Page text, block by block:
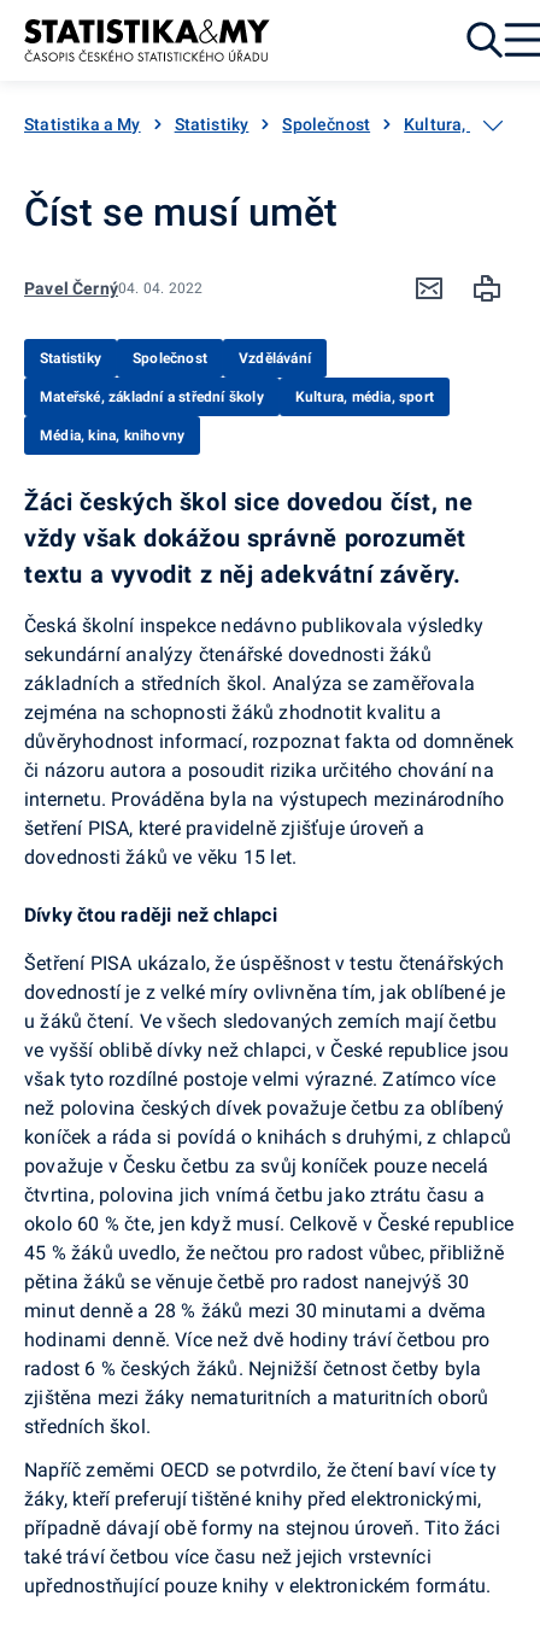
Přejít k obsahu
Statistika a My Statistiky Společnost Kultura, média,
Číst se musí umět
Pavel Černý04. 04. 2022
Statistiky Společnost Vzdělávání
Mateřské, základní a střední školy Kultura, média, sport
Média, kina, knihovny
Žáci českých škol sice dovedou číst, ne
vždy však dokážou správně porozumět
textu a vyvodit z něj adekvátní závěry.
Česká školní inspekce nedávno publikovala výsledky
sekundární analýzy čtenářské dovednosti žáků
základních a středních škol. Analýza se zaměřovala
zejména na schopnosti žáků zhodnotit kvalitu a
důvěryhodnost informací, rozpoznat fakta od domněnek
či názoru autora a posoudit rizika určitého chování na
internetu. Prováděna byla na výstupech mezinárodního
šetření PISA, které pravidelně zjišťuje úroveň a
dovednosti žáků ve věku 15 let.
Dívky čtou raději než chlapci
Šetření PISA ukázalo, že úspěšnost v testu čtenářských
dovedností je z velké míry ovlivněna tím, jak oblíbené je
u žáků čtení. Ve všech sledovaných zemích mají četbu
ve vyšší oblibě dívky než chlapci, v České republice jsou
však tyto rozdílné postoje velmi výrazné. Zatímco více
než polovina českých dívek považuje četbu za oblíbený
koníček a ráda si povídá o knihách s druhými, z chlapců
považuje v Česku četbu za svůj koníček pouze necelá
čtvrtina, polovina jich vnímá četbu jako ztrátu času a
okolo 60 % čte, jen když musí. Celkově v České republice
45 % žáků uvedlo, že nečtou pro radost vůbec, přibližně
pětina žáků se věnuje četbě pro radost nanejvýš 30
minut denně a 28 % žáků mezi 30 minutami a dvěma
hodinami denně. Více než dvě hodiny tráví četbou pro
radost 6 % českých žáků. Nejnižší četnost četby byla
zjištěna mezi žáky nematuritních a maturitních oborů
středních škol.
Napříč zeměmi OECD se potvrdilo, že čtení baví více ty
žáky, kteří preferují tištěné knihy před elektronickými,
případně dávají obě formy na stejnou úroveň. Tito žáci
také tráví četbou více času než jejich vrstevníci
upřednostňující pouze knihy v elektronickém formátu.